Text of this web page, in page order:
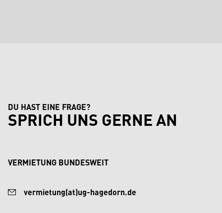
DU HAST EINE FRAGE?
SPRICH UNS GERNE AN
VERMIETUNG BUNDESWEIT
vermietung(at)ug-hagedorn.de